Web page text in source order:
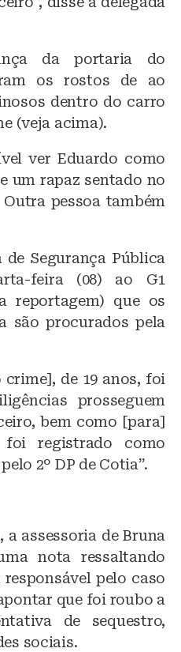
da portaria do
os rostos de ao
dentro do carro
(veja acima).
ver Eduardo como
um rapaz sentado no
pessoa também
Segurança Pública
feira (08) ao G1
reportagem) que os
são procurados pela
de 19 anos, foi
prosseguem
bem como [para]
registrado como
2º DP de Cotia”.
assessoria de Bruna
nota ressaltando
pelo caso
que foi roubo a
de sequestro,
sociais.